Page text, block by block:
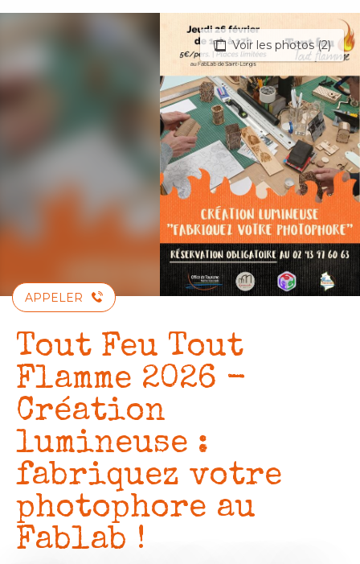
Aller
principal
Voir les photos (2)
APPELER
Tout Feu Tout
Flamme 2026 -
Création
lumineuse :
fabriquez votre
photophore au
Fablab !